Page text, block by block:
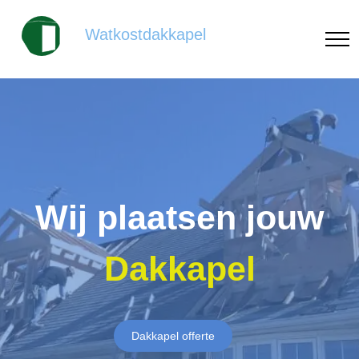
Watkostdakkapel
Wij plaatsen jouw
Dakkapel
Dakkapel offerte